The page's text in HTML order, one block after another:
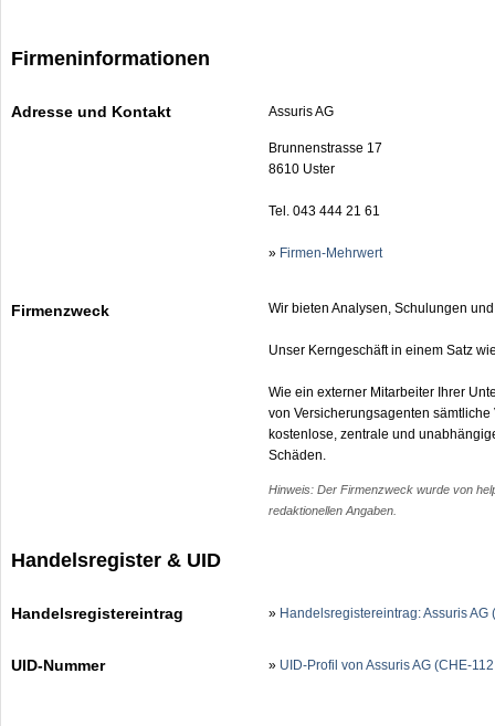
Firmeninformationen
Adresse und Kontakt Assuris AG
Brunnenstrasse 17
8610 Uster
Tel. 043 444 21 61
» Firmen-Mehrwert
Firmenzweck Wir bieten Analysen, Schulungen
Unser Kerngeschäft in einem Satz
Wie ein externer Mitarbeiter Ihrer
von Versicherungsagenten
kostenlose, zentrale und
Schäden.
Hinweis: Der Firmenzweck wurde von
redaktionellen Angaben.
Handelsregister & UID
Handelsregistereintrag » Handelsregistereintrag: Assuris
UID-Nummer » UID-Profil von Assuris AG (CHE-